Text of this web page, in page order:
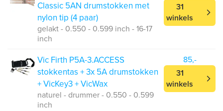
Classic 5AN drumstokken met
nylon tip (4 paar)
gelakt - 0.550 - 0.599 inch - 16-17
inch
31
winkels
Vic Firth P5A-3.ACCESS
stokkentas + 3x 5A drumstokken
+ VicKey3 + VicWax
naturel - drummer - 0.550 - 0.599
inch
85,-
31
winkels